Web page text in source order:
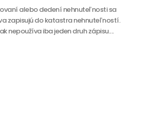
alebo dedení nehnuteľnosti sa
zapisujú do katastra nehnuteľností.
nepoužíva iba jeden druh zápisu....